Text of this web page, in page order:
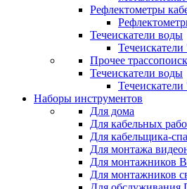
Рефлектометры
Течеискатели воды
Прочее
Течеискатели воды
Наборы инструментов
Для дома
Для кабельных
Для кабельщика-
Для монтажа
Для монтажников
Для монтажников